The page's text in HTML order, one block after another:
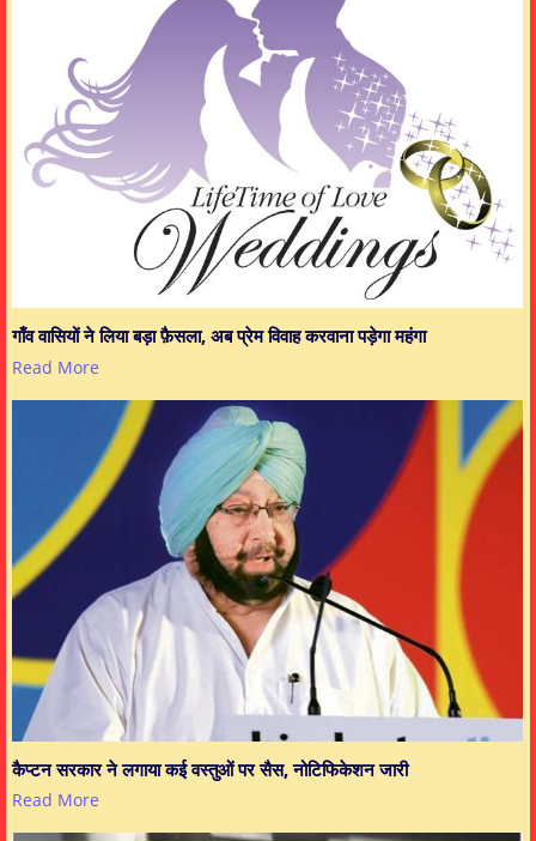
गाँव वासियों ने लिया बड़ा फ़ैसला, अब प्रेम विवाह करवाना पड़ेगा महंगा
Read More
कैप्टन सरकार ने लगाया कई वस्तुओं पर सैस, नोटिफिकेशन जारी
Read More